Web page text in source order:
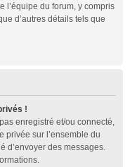
l’équipe du forum, y compris
d’autres détails tels que
!
enregistré et/ou connecté,
privée sur l’ensemble du
d’envoyer des messages.